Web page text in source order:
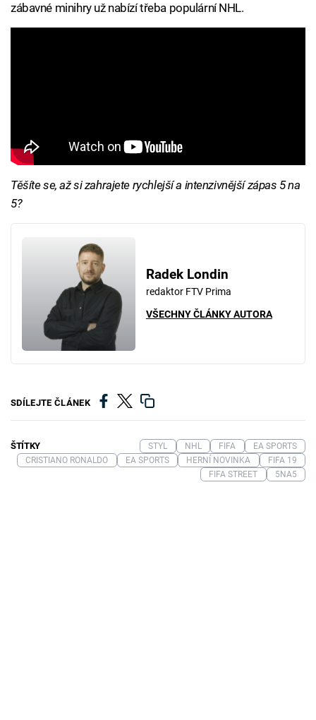
zábavné minihry už nabízí třeba populární NHL.
Těšíte se, až si zahrajete rychlejší a intenzivnější zápas 5 na
5?
Radek Londin
redaktor FTV Prima
VŠECHNY ČLÁNKY AUTORA
SDÍLEJTE ČLÁNEK
ŠTÍTKY STYL NHL FIFA
EA SPORTS
CRISTIANO RONALDO
EA SPORTS HERNÍ NOVINKA
FIFA 19
FIFA STREET
5NA5